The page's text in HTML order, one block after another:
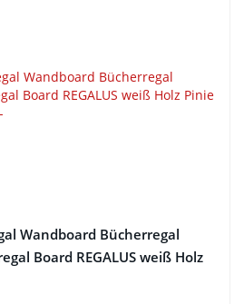
Wandboard Bücherregal
Board REGALUS weiß Holz